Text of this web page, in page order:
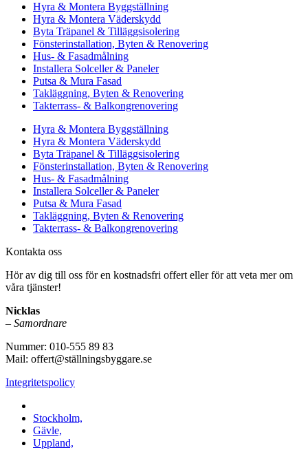
Hyra & Montera Byggställning
Hyra & Montera Väderskydd
Byta Träpanel & Tilläggsisolering
Fönsterinstallation, Byten & Renovering
Hus- & Fasadmålning
Installera Solceller & Paneler
Putsa & Mura Fasad
Takläggning, Byten & Renovering
Takterrass- & Balkongrenovering
Hyra & Montera Byggställning
Hyra & Montera Väderskydd
Byta Träpanel & Tilläggsisolering
Fönsterinstallation, Byten & Renovering
Hus- & Fasadmålning
Installera Solceller & Paneler
Putsa & Mura Fasad
Takläggning, Byten & Renovering
Takterrass- & Balkongrenovering
Kontakta oss
Hör av dig till oss för en kostnadsfri offert eller för att veta mer om
våra tjänster!
Nicklas
– Samordnare
Nummer: 010-555 89 83
Mail: offert@ställningsbyggare.se
Integritetspolicy
Stockholm,
Gävle,
Uppland,